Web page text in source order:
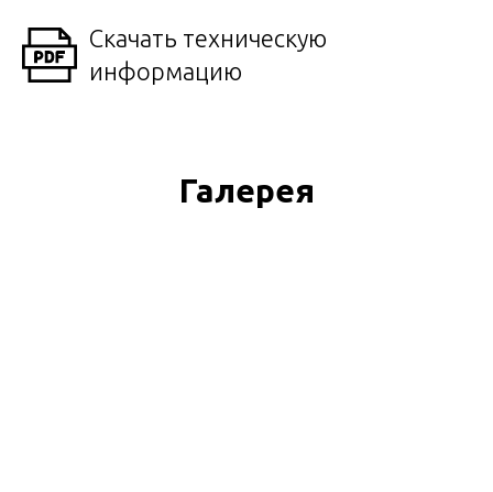
Скачать техническую
информацию
Галерея